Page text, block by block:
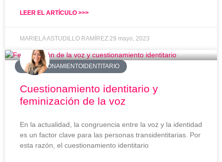
LEER EL ARTÍCULO >>>
MARIELA ASTUDILLO RAMÍREZ 29 mayo, 2023
#CUESTIONAMIENTOIDENTITARIO
Cuestionamiento identitario y
feminización de la voz
En la actualidad, la congruencia entre la voz y la identidad
es un factor clave para las personas transidentitarias. Por
esta razón, el cuestionamiento identitario